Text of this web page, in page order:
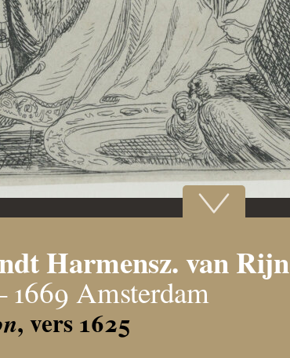
Harmensz. van Rijn
1669 Amsterdam
, vers 1625